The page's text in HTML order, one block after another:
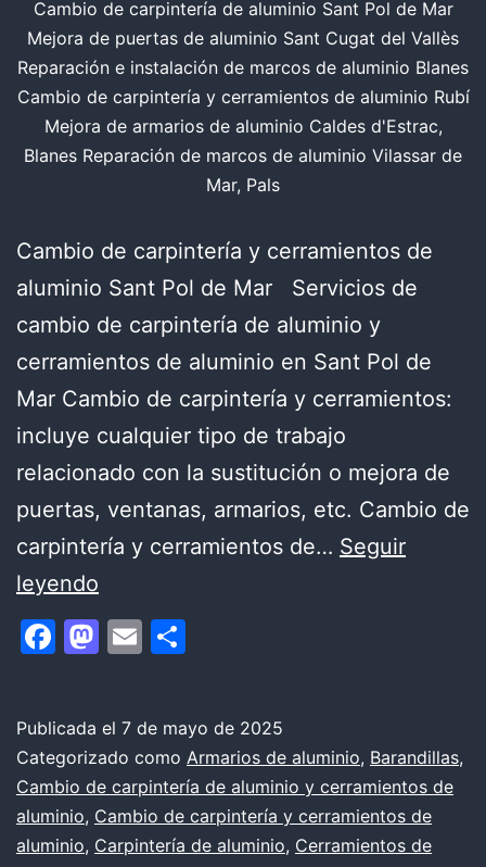
Cambio de carpintería de aluminio Sant Pol de Mar
Mejora de puertas de aluminio Sant Cugat del Vallès
Reparación e instalación de marcos de aluminio Blanes
Cambio de carpintería y cerramientos de aluminio Rubí
Mejora de armarios de aluminio Caldes d'Estrac,
Blanes Reparación de marcos de aluminio Vilassar de
Mar, Pals
Cambio de carpintería y cerramientos de
aluminio Sant Pol de Mar Servicios de
cambio de carpintería de aluminio y
cerramientos de aluminio en Sant Pol de
Mar Cambio de carpintería y cerramientos:
incluye cualquier tipo de trabajo
relacionado con la sustitución o mejora de
puertas, ventanas, armarios, etc. Cambio de
carpintería y cerramientos de… Seguir
leyendo
de
cambio
carpintería
de
aluminio
y
Facebook
Mastodon
Email
Publicada el 7 de mayo de 2025
Categorizado como Armarios de aluminio, Barandillas,
Cambio de carpintería de aluminio y cerramientos de
aluminio, Cambio de carpintería y cerramientos de
aluminio, Carpintería de aluminio, Cerramientos de